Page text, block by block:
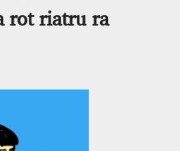
rot riatru ra